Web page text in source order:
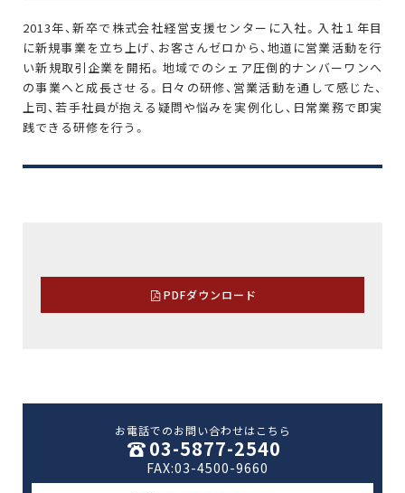
2013年、新卒で株式会社経営支援センターに入社。入社１年目
に新規事業を立ち上げ、お客さんゼロから、地道に営業活動を行
い新規取引企業を開拓。地域でのシェア圧倒的ナンバーワンへ
の事業へと成長させる。日々の研修、営業活動を通して感じた、
上司、若手社員が抱える疑問や悩みを実例化し、日常業務で即実
践できる研修を行う。
PDFダウンロード
お電話でのお問い合わせはこちら
03-5877-2540
FAX:03-4500-9660